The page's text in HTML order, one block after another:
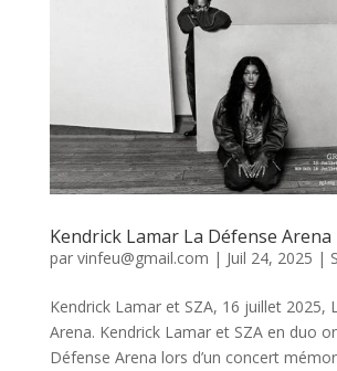
Kendrick Lamar La Défense Arena
par vinfeu@gmail.com | Juil 24, 2025 |
Kendrick Lamar et SZA, 16 juillet 2025,
Arena. Kendrick Lamar et SZA en duo
Défense Arena lors d’un concert